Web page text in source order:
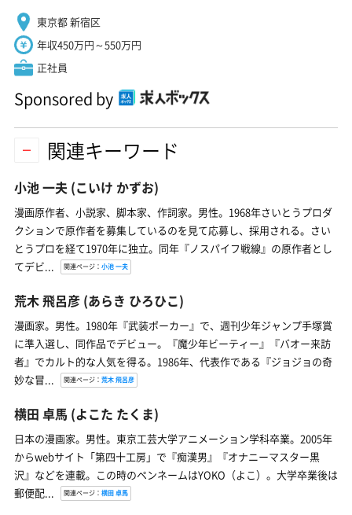
東京都 新宿区
年収450万円～550万円
正社員
Sponsored by
関連キーワード
小池 一夫 (こいけ かずお)
漫画原作者、小説家、脚本家、作詞家。男性。1968年さいとうプロダ
クションで原作者を募集しているのを見て応募し、採用される。さい
とうプロを経て1970年に独立。同年『ノスパイフ戦線』の原作者とし
てデビ...
関連ページ： 小池 一夫
荒木 飛呂彦 (あらき ひろひこ)
漫画家。男性。1980年『武装ポーカー』で、週刊少年ジャンプ手塚賞
に準入選し、同作品でデビュー。『魔少年ビーティー』『バオー来訪
者』でカルト的な人気を得る。1986年、代表作である『ジョジョの奇
妙な冒...
関連ページ： 荒木 飛呂彦
横田 卓馬 (よこた たくま)
日本の漫画家。男性。東京工芸大学アニメーション学科卒業。2005年
からwebサイト「第四十工房」で『痴漢男』『オナニーマスター黒
沢』などを連載。この時のペンネームはYOKO（よこ）。大学卒業後は
郵便配...
関連ページ： 横田 卓馬